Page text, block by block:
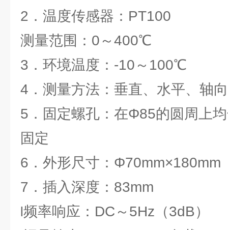
2．温度传感器：PT100
测量范围：0～400℃
3．环境温度：-10～100℃
4．测量方法：垂直、水平、轴
5．固定螺孔：在Φ85的圆周上
固定
6．外形尺寸：Φ70mm×180mm
7．插入深度：83mm
l频率响应：DC～5Hz（3dB）